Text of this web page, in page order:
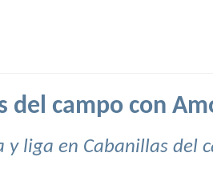
del campo con
y liga en Cabanillas del